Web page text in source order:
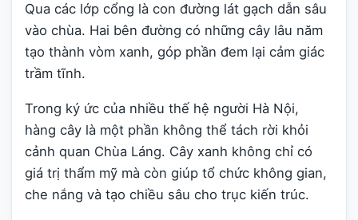
Qua các lớp cổng là con đường lát gạch dẫn sâu
vào chùa. Hai bên đường có những cây lâu năm
tạo thành vòm xanh, góp phần đem lại cảm giác
trầm tĩnh.
Trong ký ức của nhiều thế hệ người Hà Nội,
hàng cây là một phần không thể tách rời khỏi
cảnh quan Chùa Láng. Cây xanh không chỉ có
giá trị thẩm mỹ mà còn giúp tổ chức không gian,
che nắng và tạo chiều sâu cho trục kiến trúc.